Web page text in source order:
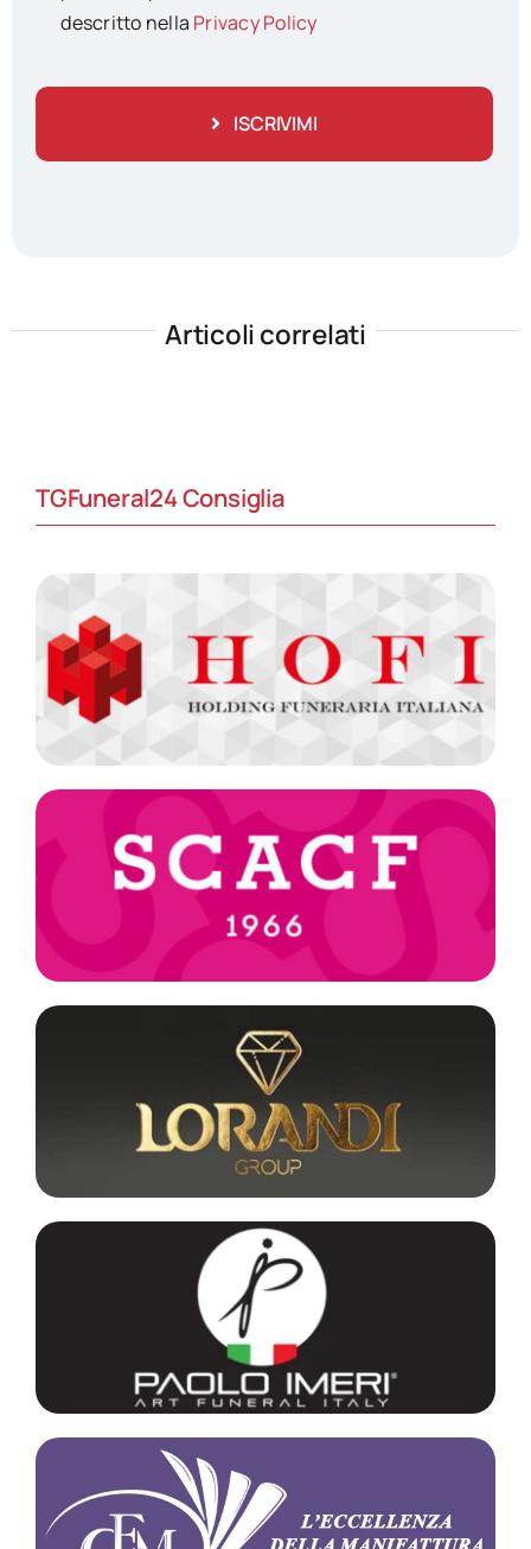
descritto nella Privacy Policy
ISCRIVIMI
Articoli correlati
TGFuneral24 Consiglia